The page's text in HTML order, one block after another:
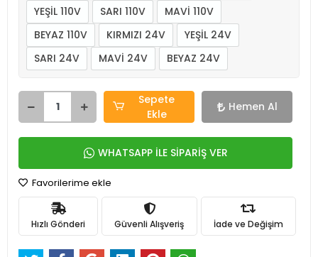
YEŞİL 110V
SARI 110V
MAVİ 110V
BEYAZ 110V
KIRMIZI 24V
YEŞİL 24V
SARI 24V
MAVİ 24V BEYAZ 24V
Sepete
Ekle
Hemen Al
WHATSAPP İLE SİPARİŞ VER
Favorilerime ekle
Hızlı Gönderi Güvenli Alışveriş İade ve Değişim